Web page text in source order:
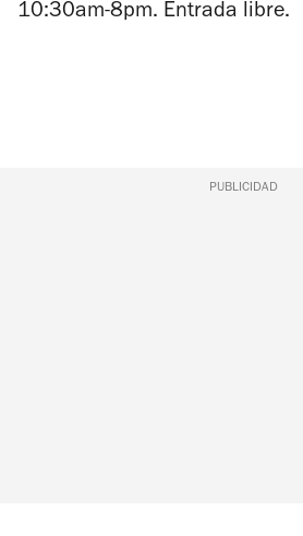
10:30am-8pm. Entrada libre.
PUBLICIDAD